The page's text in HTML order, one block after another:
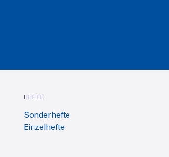
HEFTE
Sonderhefte
Einzelhefte